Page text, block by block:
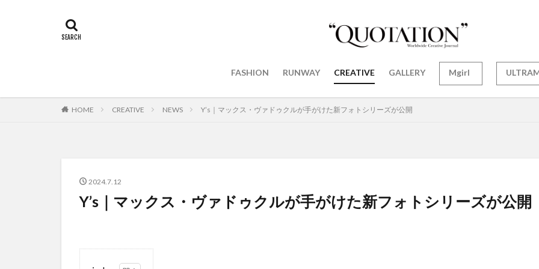
FASHION RUNWAY CREATIVE GALLERY Mgirl
HOME CREATIVE NEWS Y’s｜マックス・ヴァドゥクルが手がけた新フォトシリーズが公開
2024.7.12
Y’s｜マックス・ヴァドゥクルが手がけた新フォトシリーズが公開